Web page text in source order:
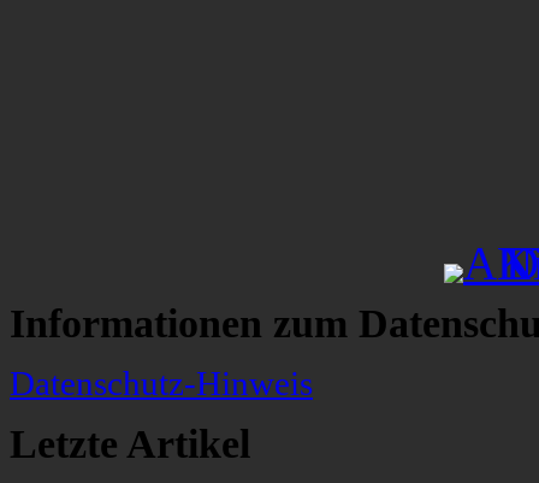
Informationen zum
Datenschutz-Hinweis
Letzte Artikel